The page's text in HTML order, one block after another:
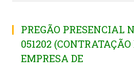
PREGÃO PRESENCIAL
051202 (CONTRATAÇÃO
EMPRESA DE